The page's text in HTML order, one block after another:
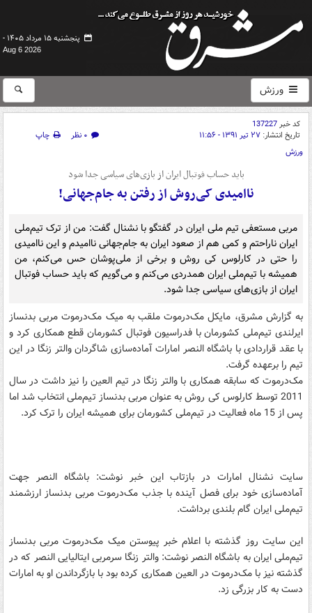
پنجشنبه ۱۵ مرداد ۱۴۰۵ -
Aug 6 2026
ورزش
کد خبر137227
تاریخ انتشار: ۲۷ تیر ۱۳۹۱ - ۱۱:۵۶ ۰ نظر
چاپ
ورزش
باید حساب فوتبال ایران از بازی‌های سیاسی جدا شود
ناامیدی کی‌روش از رفتن به جام‌جهانی!
مربی مستعفی تیم ملی ایران در گفتگو با نشنال گفت: من از ترک تیم‌ملی
ایران ناراحتم و کمی هم از صعود ایران به جام‌جهانی ناامیدم و این ناامیدی
را حتی در کارلوس کی روش و برخی از ملی‌پوشان حس می‌کنم، من
همیشه با تیم‌ملی ایران همدردی می‌کنم و می‌گویم که باید حساب فوتبال
ایران از بازی‌های سیاسی جدا شود.
به گزارش مشرق، مایکل مک‌درموت ملقب به میک مک‌درموت مربی بدنساز
ایرلندی تیم‌ملی کشورمان با فدراسیون فوتبال کشورمان قطع همکاری کرد و
با عقد قراردادی با باشگاه النصر امارات آماده‌سازی شاگردان والتر زنگا در این
تیم را برعهده گرفت.
مک‌درموت که سابقه همکاری با والتر زنگا در تیم العین را نیز داشت در سال
2011 توسط کارلوس کی روش به عنوان مربی بدنساز تیم‌ملی انتخاب شد اما
پس از 15 ماه فعالیت در تیم‌ملی کشورمان برای همیشه ایران را ترک کرد.
سایت نشنال امارات در بازتاب این خبر نوشت: باشگاه النصر جهت
آماده‌سازی خود برای فصل آینده با جذب مک‌درموت مربی بدنساز ارزشمند
تیم‌ملی ایران گام بلندی برداشت.
این سایت روز گذشته با اعلام خبر پیوستن میک مک‌درموت مربی بدنساز
تیم‌ملی ایران به باشگاه النصر نوشت: والتر زنگا سرمربی ایتالیایی النصر که در
گذشته نیز با مک‌درموت در العین همکاری کرده بود با بازگرداندن او به امارات
دست به کار بزرگی زد.